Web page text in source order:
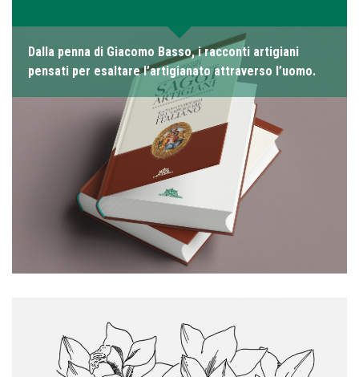
Dalla penna di Giacomo Basso, i racconti artigiani
pensati per esaltare l’artigianato attraverso l’uomo.